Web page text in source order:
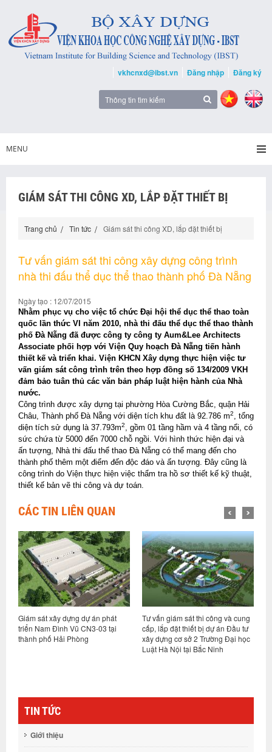
vkhcnxd@ibst.vn Đăng nhập Đăng ký
MENU
GIÁM SÁT THI CÔNG XD, LẮP ĐẶT THIẾT BỊ
Trang chủ Tin tức Giám sát thi công XD, lắp đặt thiết bị
Tư vấn giám sát thi công xây dựng công trình
nhà thi đấu thể dục thể thao thành phố Đà Nẵng
Ngày tạo : 12/07/2015
Nhằm phục vụ cho việc tổ chức Đại hội thể dục thể thao toàn
quốc lần thức VI năm 2010, nhà thi đấu thể dục thể thao thành
phố Đà Nẵng đã được công ty công ty Aum&Lee Architects
Associate phối hợp với Viện Quy hoạch Đà Nẵng tiến hành
thiết kế và triển khai. Viện KHCN Xây dựng thực hiện việc tư
vấn giám sát công trình trên theo hợp đồng số 134/2009 VKH
đảm bảo tuân thủ các văn bản pháp luật hiện hành của Nhà
nước.
Công trình được xây dựng tại phường Hòa Cường Bắc, quận Hải
Châu, Thành phố Đà Nẵng với diện tích khu đất là 92.786 m2, tổng
diện tích sử dụng là 37.793m2, gồm 01 tầng hầm và 4 tầng nổi, có
sức chứa từ 5000 đến 7000 chỗ ngồi. Với hình thức hiện đại và
ấn tượng, Nhà thi đấu thể thao Đà Nẵng có thể mang đến cho
thành phố thêm một điểm đến độc đáo và ấn tượng. Đây cũng là
công trình do Viện thực hiện việc thẩm tra hồ sơ thiết kế kỹ thuật,
thiết kế bản vẽ thi công và dự toán.
CÁC TIN LIÊN QUAN
Giám sát xây dựng dự án phát
triển Nam Đình Vũ CN3-03 tại
thành phố Hải Phòng
Tư vấn giám sát thi công và cung
cấp, lắp đặt thiết bị dự án Đầu tư
xây dựng cơ sở 2 Trường Đại học
Luật Hà Nội tại Bắc Ninh
TIN TỨC
Giới thiệu